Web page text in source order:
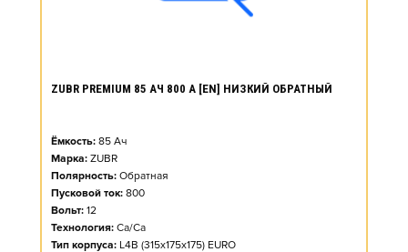
ZUBR PREMIUM 85 АЧ 800 А [EN] НИЗКИЙ ОБРАТНЫЙ
Ёмкость: 85 Ач
Марка: ZUBR
Полярность: Обратная
Пусковой ток: 800
Вольт: 12
Технология: Ca/Ca
Тип корпуса: L4B (315x175x175) EURO